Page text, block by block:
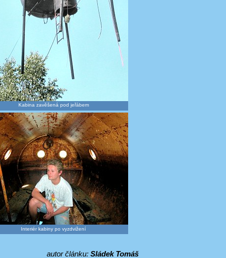
Kabina zavěšená pod jeřábem
Interiér kabiny po vyzdvižení
autor článku: Sládek Tomáš